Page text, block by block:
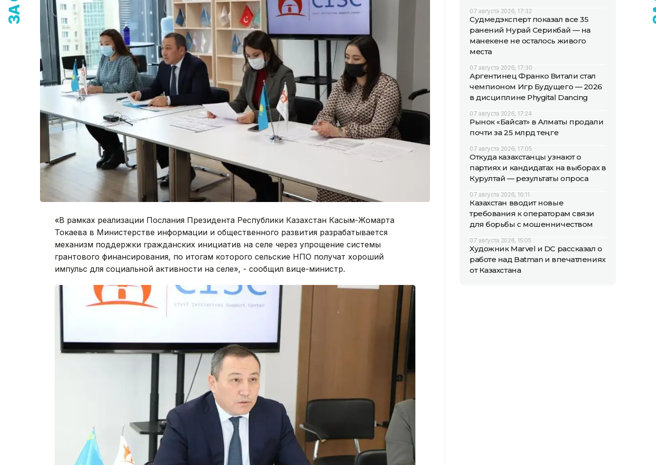
«В рамках реализации Послания Президента Республики Казахстан Касым-Жомарта
Токаева в Министерстве информации и общественного развития разрабатывается
механизм поддержки гражданских инициатив на селе через упрощение системы
грантового финансирования, по итогам которого сельские НПО получат хороший
импульс для социальной активности на селе», - сообщил вице-министр.
07 августа 2026, 17:32
Судмедэксперт показал все 35
ранений Нурай Серикбай — на
манекене не осталось живого
места
07 августа 2026, 17:30
Аргентинец Франко Витали стал
чемпионом Игр Будущего — 2026
в дисциплине Phygital Dancing
07 августа 2026, 17:24
Рынок «Байсат» в Алматы продали
почти за 25 млрд теңге
07 августа 2026, 17:05
Откуда казахстанцы узнают о
партиях и кандидатах на выборах в
Курултай — результаты опроса
07 августа 2026, 16:11
Казахстан вводит новые
требования к операторам связи
для борьбы с мошенничеством
07 августа 2026, 15:05
Художник Marvel и DC рассказал о
работе над Batman и впечатлениях
от Казахстана